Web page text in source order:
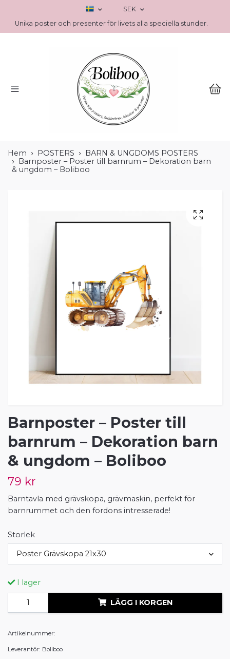
SEK
Unika poster och presenter för livets alla speciella stunder.
Hem POSTERS
BARN & UNGDOMS POSTERS
Barnposter – Poster till barnrum – Dekoration barn
& ungdom – Boliboo
Barnposter – Poster till
barnrum – Dekoration barn
& ungdom – Boliboo
79 kr
Barntavla med grävskopa, grävmaskin, perfekt för
barnrummet och den fordons intresserade!
Storlek
Poster Grävskopa 21x30
I lager
LÄGG I KORGEN
Artikelnummer:
Leverantör: Boliboo